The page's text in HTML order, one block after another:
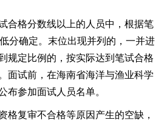
合格分数线以上的人员中，根据笔
分确定。末位出现并列的，一并进
规定比例的，按实际达到笔试合格
面试前，在海南省海洋与渔业科学
布参加面试人员名单。
格复审不合格等原因产生的空缺，